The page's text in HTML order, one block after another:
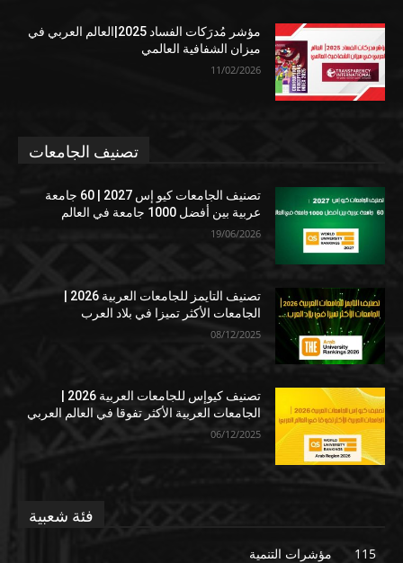
مؤشر مُدرَكات الفساد 2025|العالم العربي في
ميزان الشفافية العالمي
11/02/2026
تصنيف الجامعات
تصنيف الجامعات كيو إس 2027 | 60 جامعة
عربية بين أفضل 1000 جامعة في العالم
19/06/2026
تصنيف التايمز للجامعات العربية 2026 |
الجامعات الأكثر تميزا في بلاد العرب
08/12/2025
الجامعات العربية الأكثر تفوقا في العالم العربي
06/12/2025
فئة شعبية
مؤشرات التنمية
115